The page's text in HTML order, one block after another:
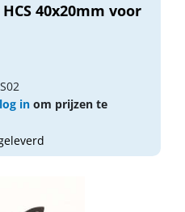
40x20mm voor
log in om prijzen te